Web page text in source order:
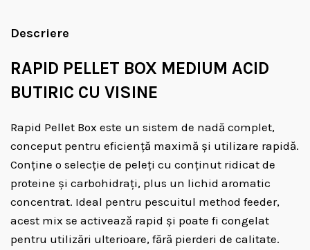
Descriere
RAPID PELLET BOX MEDIUM ACID
BUTIRIC CU VISINE
Rapid Pellet Box este un sistem de nadă complet,
conceput pentru eficiență maximă și utilizare rapidă.
Conține o selecție de peleți cu conținut ridicat de
proteine și carbohidrați, plus un lichid aromatic
concentrat. Ideal pentru pescuitul method feeder,
acest mix se activează rapid și poate fi congelat
pentru utilizări ulterioare, fără pierderi de calitate.